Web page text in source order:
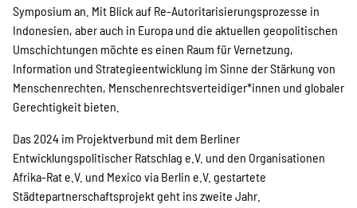
Symposium an. Mit Blick auf Re-Autoritarisierungsprozesse in
Indonesien, aber auch in Europa und die aktuellen geopolitischen
Umschichtungen möchte es einen Raum für Vernetzung,
Information und Strategieentwicklung im Sinne der Stärkung von
Menschenrechten, Menschenrechtsverteidiger*innen und globaler
Gerechtigkeit bieten.
Das 2024 im Projektverbund mit dem Berliner
Entwicklungspolitischer Ratschlag e.V. und den Organisationen
Afrika-Rat e.V. und Mexico via Berlin e.V. gestartete
Städtepartnerschaftsprojekt geht ins zweite Jahr.